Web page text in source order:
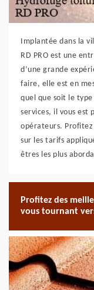
Implantée dans la
RD PRO est une
d’une grande
faire, elle est en
quel que soit le
services, il vous est
opérateurs. Profitez
sur les tarifs
êtres les plus
Profitez des
vous tournant